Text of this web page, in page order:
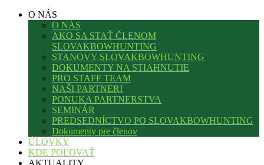
O NÁS
O NÁS
AKO SA STAŤ ČLENOM
SLOVAKBOWHUNTING
STANOVY SLOVAKBOWHUNTING
DOKUMENTY NA STIAHNUTIE
PRO STAFF TEAM
NAŠI PARTNERI
PONUKA PARTNERSTVA
SEMINÁR
PREDSEDNÍCTVO PO SLOVAKBOWHUNTING
Dokumenty pre členov
ÚLOVKY
KDE POĽOVAŤ
AKTUALITY